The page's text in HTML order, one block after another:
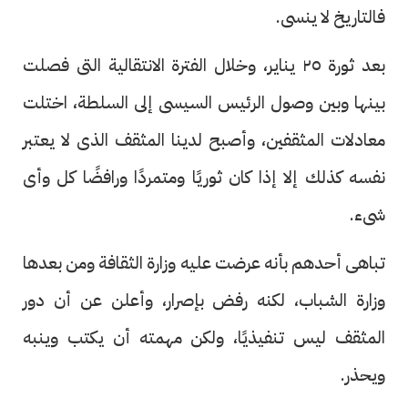
فالتاريخ لا ينسى.
بعد ثورة ٢٥ يناير، وخلال الفترة الانتقالية التى فصلت
بينها وبين وصول الرئيس السيسى إلى السلطة، اختلت
معادلات المثقفين، وأصبح لدينا المثقف الذى لا يعتبر
نفسه كذلك إلا إذا كان ثوريًا ومتمردًا ورافضًا كل وأى
شىء.
تباهى أحدهم بأنه عرضت عليه وزارة الثقافة ومن بعدها
وزارة الشباب، لكنه رفض بإصرار، وأعلن عن أن دور
المثقف ليس تنفيذيًا، ولكن مهمته أن يكتب وينبه
ويحذر.